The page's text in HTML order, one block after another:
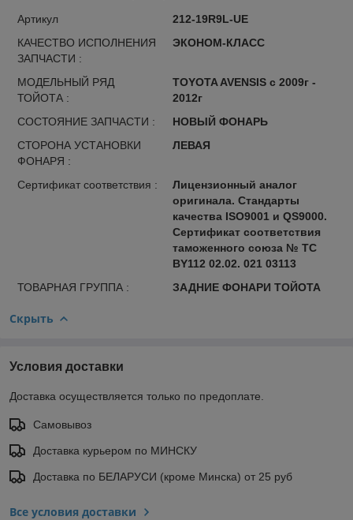
Артикул
212-19R9L-UE
КАЧЕСТВО ИСПОЛНЕНИЯ
ЗАПЧАСТИ :
ЭКОНОМ-КЛАСС
МОДЕЛЬНЫЙ РЯД
ТОЙОТА :
TOYOTA AVENSIS с 2009г -
2012г
СОСТОЯНИЕ ЗАПЧАСТИ :
НОВЫЙ ФОНАРЬ
СТОРОНА УСТАНОВКИ
ФОНАРЯ :
ЛЕВАЯ
Сертификат соответствия :
Лицензионный аналог
оригинала. Стандарты
качества ISO9001 и QS9000.
Сертификат соответствия
таможенного союза № ТС
BY112 02.02. 021 03113
ТОВАРНАЯ ГРУППА :
ЗАДНИЕ ФОНАРИ ТОЙОТА
Скрыть
Условия доставки
Доставка осуществляется только по предоплате.
Самовывоз
Доставка курьером по МИНСКУ
Доставка по БЕЛАРУСИ (кроме Минска) от 25 руб
Все условия доставки